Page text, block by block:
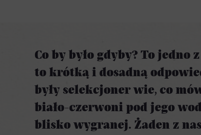
Co by było gdyby? To
to krótką i dosadną
były selekcjoner wie, co
biało-czerwoni pod jego
blisko wygranej. Żaden z